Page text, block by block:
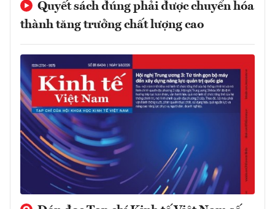
Quyết sách đúng phải được chuyển hóa
thành tăng trưởng chất lượng cao